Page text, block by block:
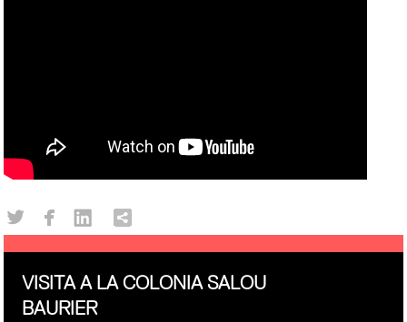
VISITA A LA COLONIA SALOU
BAURIER